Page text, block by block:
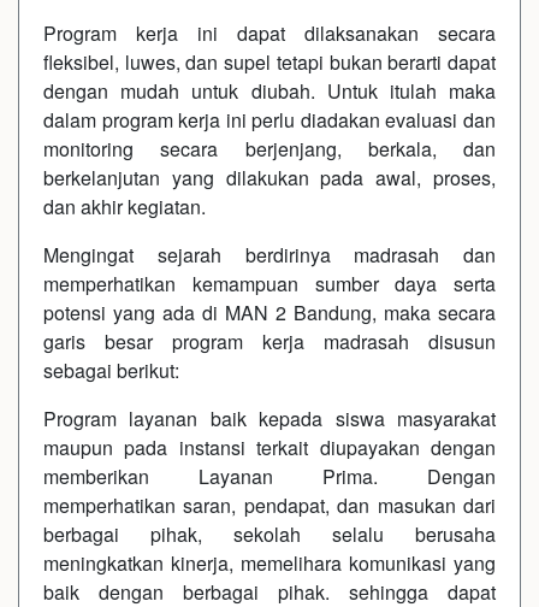
Program kerja ini dapat dilaksanakan secara
fleksibel, luwes, dan supel tetapi bukan berarti dapat
dengan mudah untuk diubah. Untuk itulah maka
dalam program kerja ini perlu diadakan evaluasi dan
monitoring secara berjenjang, berkala, dan
berkelanjutan yang dilakukan pada awal, proses,
dan akhir kegiatan.
Mengingat sejarah berdirinya madrasah dan
memperhatikan kemampuan sumber daya serta
potensi yang ada di MAN 2 Bandung, maka secara
garis besar program kerja madrasah disusun
sebagai berikut:
Program layanan baik kepada siswa masyarakat
maupun pada instansi terkait diupayakan dengan
memberikan Layanan Prima. Dengan
memperhatikan saran, pendapat, dan masukan dari
berbagai pihak, sekolah selalu berusaha
meningkatkan kinerja, memelihara komunikasi yang
baik dengan berbagai pihak. sehingga dapat